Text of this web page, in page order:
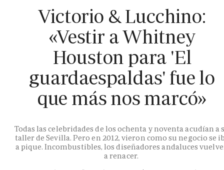
Victorio & Lucchino:
«Vestir a Whitney
Houston para 'El
guardaespaldas' fue lo
que más nos marcó»
Todas las celebridades de los ochenta y noventa acudían a
taller de Sevilla. Pero en 2012, vieron como su negocio se
a pique. Incombustibles, los diseñadores andaluces
a renacer.